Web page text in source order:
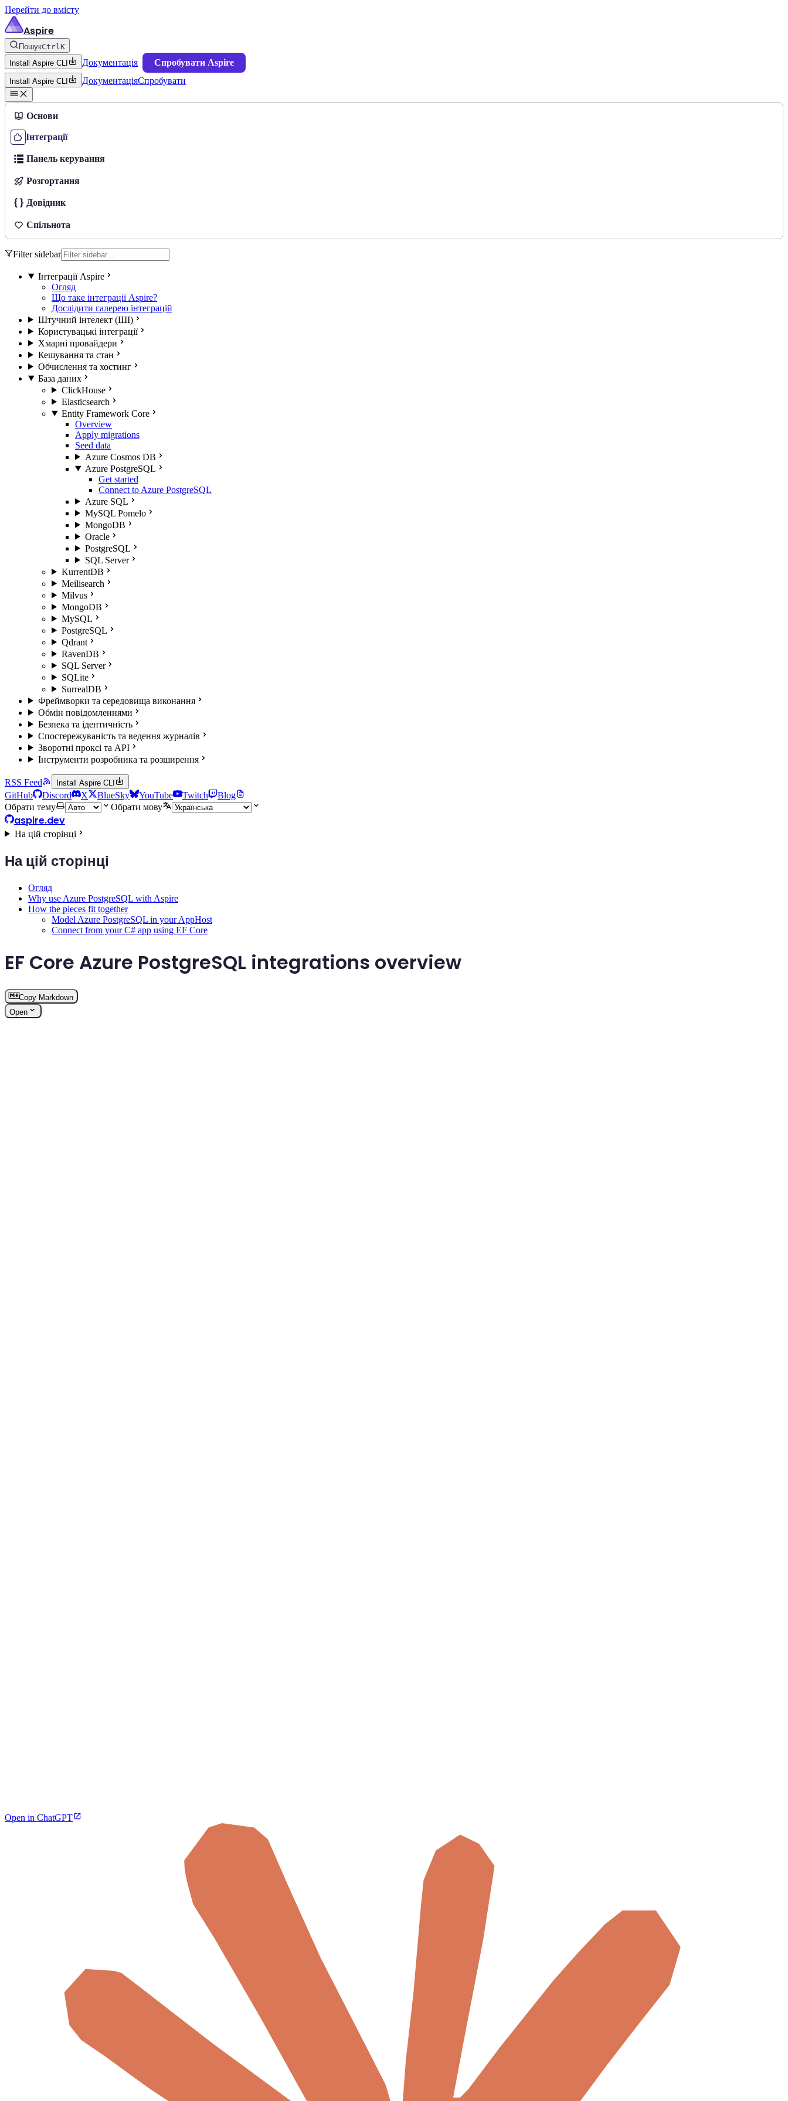
Перейти до вмісту
Aspire
ПошукCtrlK
Install Aspire CLI
Документація Спробувати Aspire
Install Aspire CLI ДокументаціяСпробувати
Основи
Інтеграції
Панель керування
Розгортання
Довідник
Спільнота
Filter sidebar
Інтеграції Aspire
Огляд
Що таке інтеграції Aspire?
Дослідити галерею інтеграцій
Штучний інтелект (ШІ)
Користувацькі інтеграції
Хмарні провайдери
Кешування та стан
Обчислення та хостинг
База даних
ClickHouse
Elasticsearch
Entity Framework Core
Overview
Apply migrations
Seed data
Azure Cosmos DB
Azure PostgreSQL
Get started
Connect to Azure PostgreSQL
Azure SQL
MySQL Pomelo
MongoDB
Oracle
PostgreSQL
SQL Server
KurrentDB
Meilisearch
Milvus
MongoDB
MySQL
PostgreSQL
Qdrant
RavenDB
SQL Server
SQLite
SurrealDB
Фреймворки та середовища виконання
Обмін повідомленнями
Безпека та ідентичність
Спостережуваність та ведення журналів
Зворотні проксі та API
Інструменти розробника та розширення
RSS Feed Install Aspire CLI
GitHub Discord X BlueSky YouTube Twitch
Blog
Обрати тему
Обрати мову
aspire.dev
На цій сторінці
На цій сторінці
Огляд
Why use Azure PostgreSQL with Aspire
How the pieces fit together
Model Azure PostgreSQL in your AppHost
Connect from your C# app using EF Core
EF Core Azure PostgreSQL integrations overview
Copy Markdown
Open
Open in ChatGPT